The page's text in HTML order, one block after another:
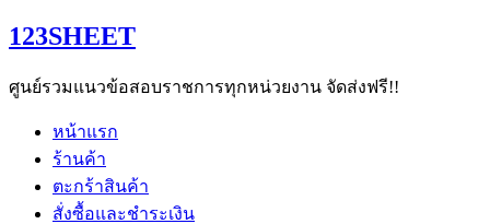
Skip
to
123SHEET
ศูนย์รวมแนวข้อสอบราชการทุกหน่วยงาน จัดส่งฟรี!!
หน้าแรก
ร้านค้า
ตะกร้าสินค้า
สั่งซื้อและชำระเงิน